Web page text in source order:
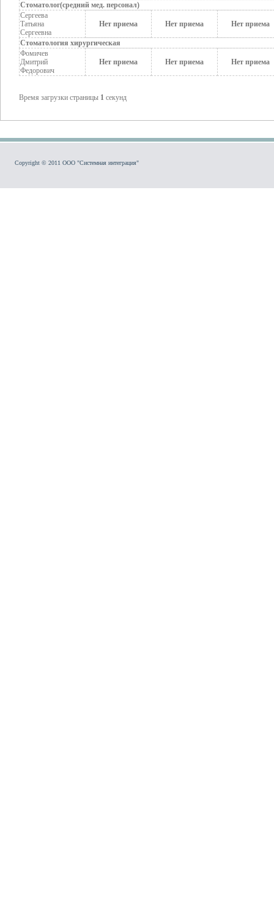
Стоматолог(средний мед. персонал)
Сергеева
Татьяна
Сергеевна
Нет приема Нет приема Нет приема
Стоматология хирургическая
Фомичев
Дмитрий
Федорович
Нет приема Нет приема Нет приема
Время загрузки страницы 1 секунд
Copyright © 2011 ООО "Системная интеграция"